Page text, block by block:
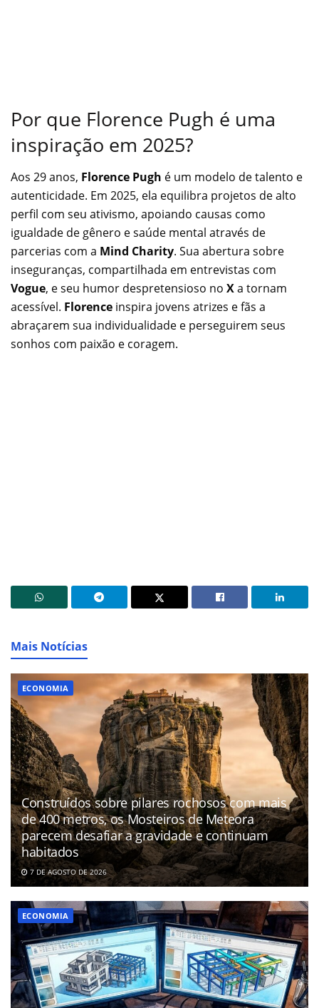
Por que Florence Pugh é uma
inspiração em 2025?
Aos 29 anos, Florence Pugh é um modelo de talento e
autenticidade. Em 2025, ela equilibra projetos de alto
perfil com seu ativismo, apoiando causas como
igualdade de gênero e saúde mental através de
parcerias com a Mind Charity. Sua abertura sobre
inseguranças, compartilhada em entrevistas com
Vogue, e seu humor despretensioso no Xa tornam
acessível. Florence inspira jovens atrizes e fãs a
abraçarem sua individualidade e perseguirem seus
sonhos com paixão e coragem.
Mais Notícias
ECONOMIA
Construídos sobre pilares rochosos com mais
de 400 metros, os Mosteiros de Meteora
parecem desafiar a gravidade e continuam
habitados
7 DE AGOSTO DE 2026
ECONOMIA